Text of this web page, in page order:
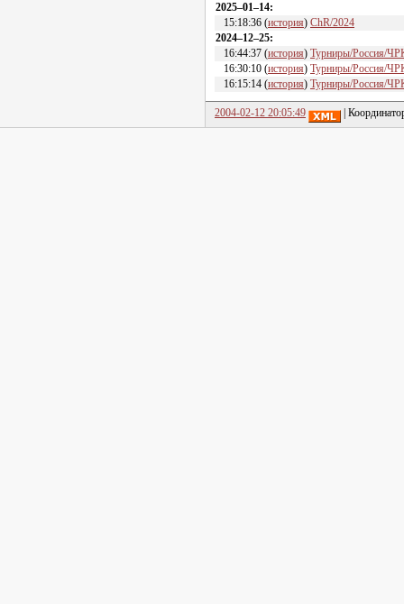
2025–01–14:
15:18:36 (история) ChR/2024
2024–12–25:
16:44:37 (история) Турниры/Россия/
16:30:10 (история) Турниры/Россия/
16:15:14 (история) Турниры/Россия/
2004-02-12 20:05:49 |